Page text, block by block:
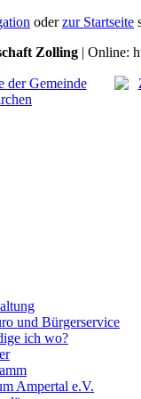
oderzur Startseite
Zolling | Online:
und Bürgerservice
ich wo?
Ampertal e.V.